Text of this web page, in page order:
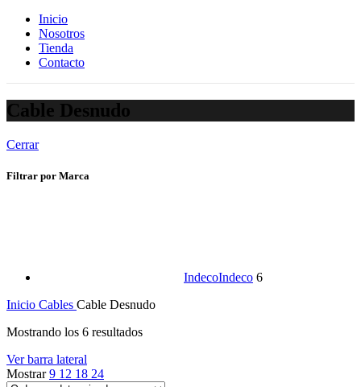
Inicio
Nosotros
Tienda
Contacto
Cable Desnudo
Cerrar
Filtrar por Marca
IndecoIndeco 6
Inicio Cables Cable Desnudo
Mostrando los 6 resultados
Ver barra lateral
Mostrar9 12 18 24